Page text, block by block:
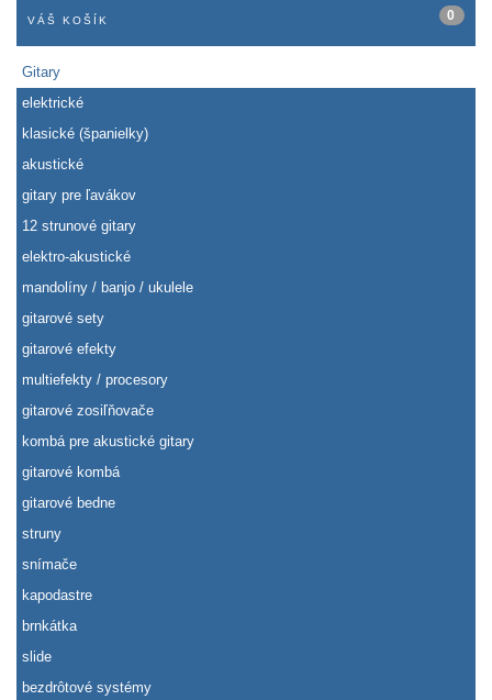
VÁŠ KOŠÍK 0
Gitary
elektrické
klasické (španielky)
akustické
gitary pre ľavákov
12 strunové gitary
elektro-akustické
mandolíny / banjo / ukulele
gitarové sety
gitarové efekty
multiefekty / procesory
gitarové zosiľňovače
kombá pre akustické gitary
gitarové kombá
gitarové bedne
struny
snímače
kapodastre
brnkátka
slide
bezdrôtové systémy